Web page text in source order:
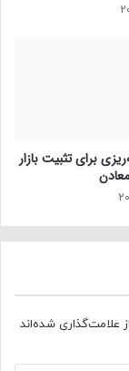
برای تثبیت بازار
علامت‌گذاری شده‌اند